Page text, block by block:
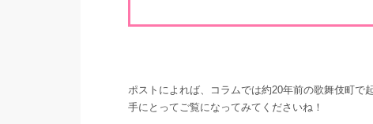
ポストによれば、コラムでは約20年前の歌舞伎町
手にとってご覧になってみてくださいね！